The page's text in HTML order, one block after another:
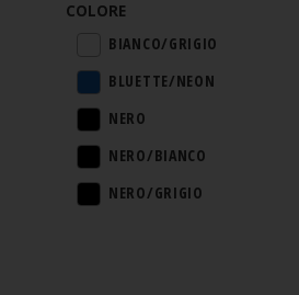
COLORE
BIANCO/GRIGIO
BLUETTE/NEON
NERO
NERO/BIANCO
NERO/GRIGIO